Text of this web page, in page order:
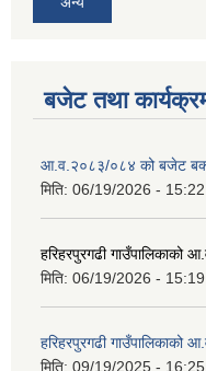
बजेट तथा
आ.व.२०८३/०८४ को बजेट
मिति: 06/19/2026 - 15:22
हरिहरपुरगढी गाउँपालिकाको
मिति: 06/19/2026 - 15:19
हरिहरपुरगढी
मिति: 09/19/2025 - 16:25